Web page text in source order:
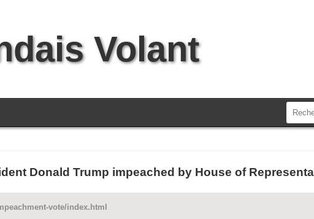
Volant
Donald Trump impeached by House of
vote/index.html